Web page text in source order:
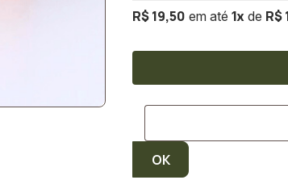
R$ 19,50 1x R$